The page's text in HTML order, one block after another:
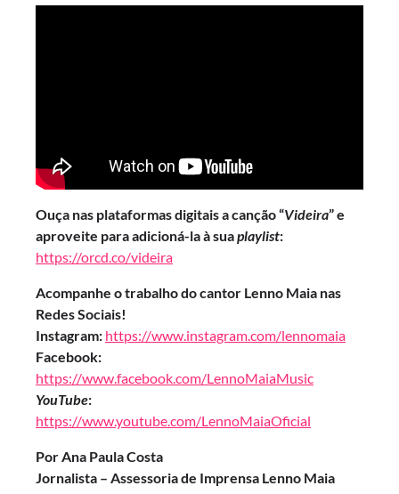
Ouça nas plataformas digitais a canção “Videira” e
aproveite para adicioná-laà suaplaylist:
https://orcd.co/videira
Acompanhe o trabalho do cantor Lenno Maia nas
Redes Sociais!
Instagram: https://www.instagram.com/lennomaia
Facebook:
https://www.facebook.com/LennoMaiaMusic
YouTube:
https://www.youtube.com/LennoMaiaOficial
Por Ana Paula Costa
Jornalista – Assessoria de Imprensa Lenno Maia